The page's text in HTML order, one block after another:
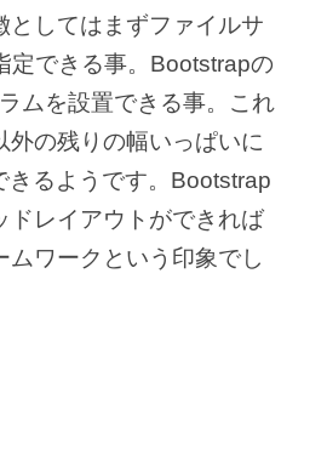
としてはまずファイルサ
定できる事。Bootstrapの
ムを設置できる事。これ
の残りの幅いっぱいに
るようです。Bootstrap
ドレイアウトができれば
ワークという印象でし